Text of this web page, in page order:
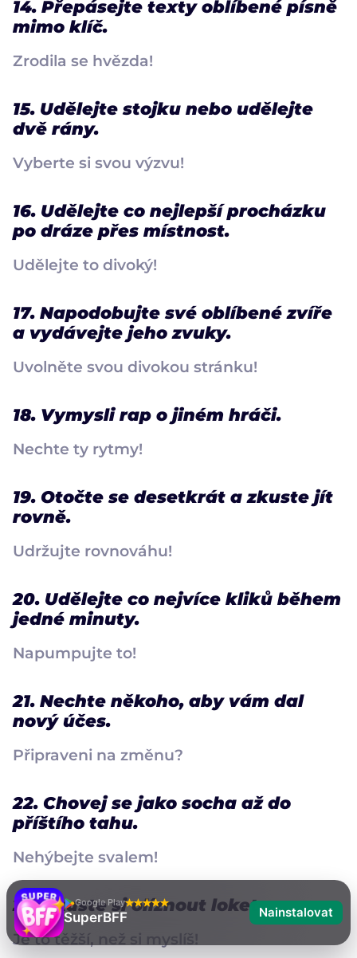
14. Přepásejte texty oblíbené písně
mimo klíč.
Zrodila se hvězda!
15. Udělejte stojku nebo udělejte
dvě rány.
Vyberte si svou výzvu!
16. Udělejte co nejlepší procházku
po dráze přes místnost.
Udělejte to divoký!
17. Napodobujte své oblíbené zvíře
a vydávejte jeho zvuky.
Uvolněte svou divokou stránku!
18. Vymysli rap o jiném hráči.
Nechte ty rytmy!
19. Otočte se desetkrát a zkuste jít
rovně.
Udržujte rovnováhu!
20. Udělejte co nejvíce kliků během
jedné minuty.
Napumpujte to!
21. Nechte někoho, aby vám dal
nový účes.
Připraveni na změnu?
22. Chovej se jako socha až do
příštího tahu.
Nehýbejte svalem!
23. Zkuste si olíznout loket.
Je to těžší, než si myslíš!
Google Play
SuperBFF Nainstalovat